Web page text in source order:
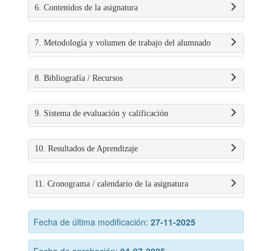
6. Contenidos de la asignatura
7. Metodología y volumen de trabajo del alumnado
8. Bibliografía / Recursos
9. Sistema de evaluación y calificación
10. Resultados de Aprendizaje
11. Cronograma / calendario de la asignatura
Fecha de última modificación: 27-11-2025